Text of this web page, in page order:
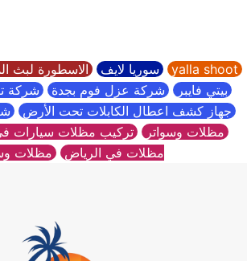
yalla shoot سوريا لايف الاسطورة لبث
بيتي فايبر شركة عزل فوم بجدة شركة
جهاز كشف اعطال الكابلات تحت الأرض
مظلات وسواتر تركيب مظلات سيارات
مظلات في الرياض مظلات